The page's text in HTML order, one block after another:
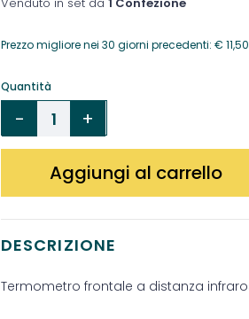
Prezzo migliore nei 30 giorni precedenti: € 11,50
Quantità
Aggiungi al carrello
DESCRIZIONE
Termometro frontale a distanza